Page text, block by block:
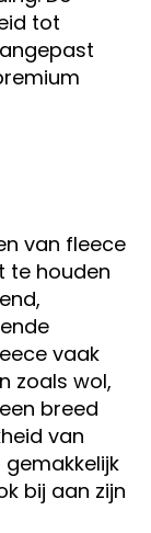
tot
van fleece
te houden
vaak
zoals wol,
breed
van
bij aan zijn